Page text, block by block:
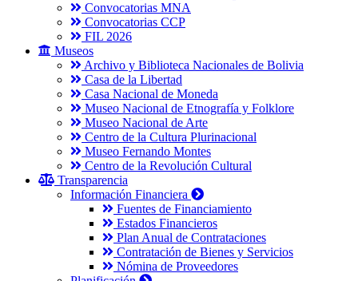
Convocatorias MNA
Convocatorias CCP
FIL 2026
Museos
Archivo y Biblioteca Nacionales de Bolivia
Casa de la Libertad
Casa Nacional de Moneda
Museo Nacional de Etnografía y Folklore
Museo Nacional de Arte
Centro de la Cultura Plurinacional
Museo Fernando Montes
Centro de la Revolución Cultural
Transparencia
Información Financiera
Fuentes de Financiamiento
Estados Financieros
Plan Anual de Contrataciones
Contratación de Bienes y Servicios
Nómina de Proveedores